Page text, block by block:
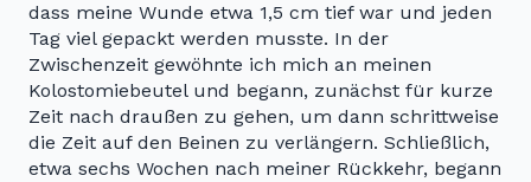
dass meine Wunde etwa 1,5 cm tief war und jeden
Tag viel gepackt werden musste. In der
Zwischenzeit gewöhnte ich mich an meinen
Kolostomiebeutel und begann, zunächst für kurze
Zeit nach draußen zu gehen, um dann schrittweise
die Zeit auf den Beinen zu verlängern. Schließlich,
etwa sechs Wochen nach meiner Rückkehr, begann